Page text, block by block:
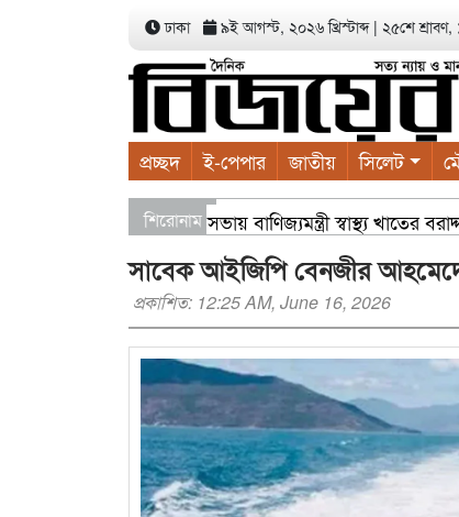
ঢাকা ৯ই আগস্ট, ২০২৬ খ্রিস্টাব্দ| ২৫শে শ্রাবণ,
প্রচ্ছদ ই-পেপার জাতীয় সিলেট
শিরোনাম
সার্বিক পরিকল্পনা সভায় বাণিজ্যমন্ত্রী স্বাস্থ্য খাতের
এক হাজার গাছের চারা বিতরণ যার যেখানে খালি জায়গা
সাবেক আইজিপি বেনজীর
প্রকাশিত: 12:25 AM, June 16, 2026